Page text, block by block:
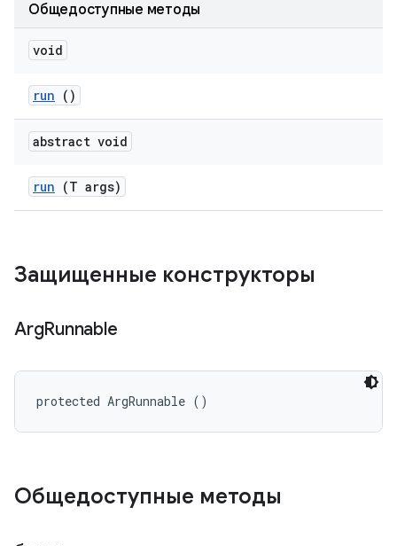
Общедоступные методы
void
run ()
abstract void
run (T args)
Защищенные конструкторы
ArgRunnable
protected ArgRunnable ()
Общедоступные методы